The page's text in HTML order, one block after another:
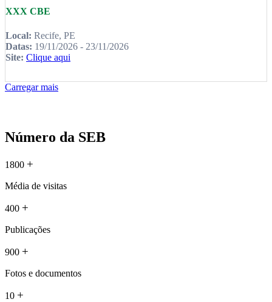
XXX CBE
Local: Recife, PE
Datas: 19/11/2026 - 23/11/2026
Site: Clique aqui
Carregar mais
Número da SEB
1800 +
Média de visitas
400 +
Publicações
900 +
Fotos e documentos
10 +